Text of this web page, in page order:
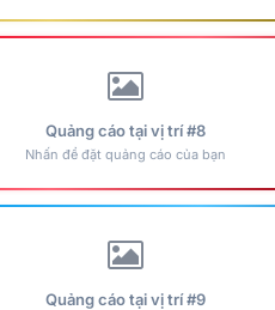
Quảng cáo tại vị trí #8
Nhấn để đặt quảng cáo của bạn
Quảng cáo tại vị trí #9